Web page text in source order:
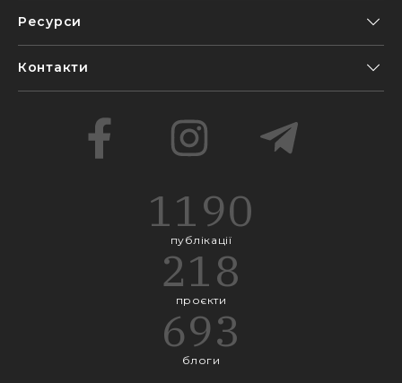
Ресурси
Контакти
1190
публікації
218
проєкти
693
блоги